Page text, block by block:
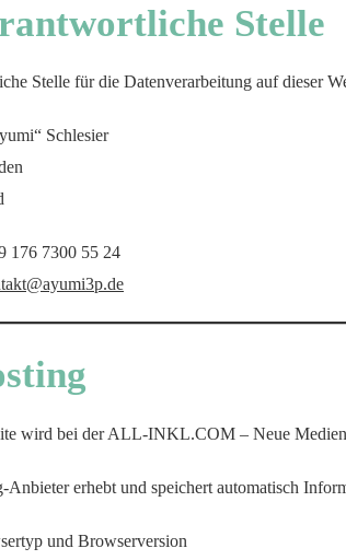
Stelle
Stelle für die Datenverarbeitung auf dieser
Schlesier
176 7300 55 24
wird bei der ALL-INKL.COM – Neue
Anbieter erhebt und speichert automatisch
und Browserversion